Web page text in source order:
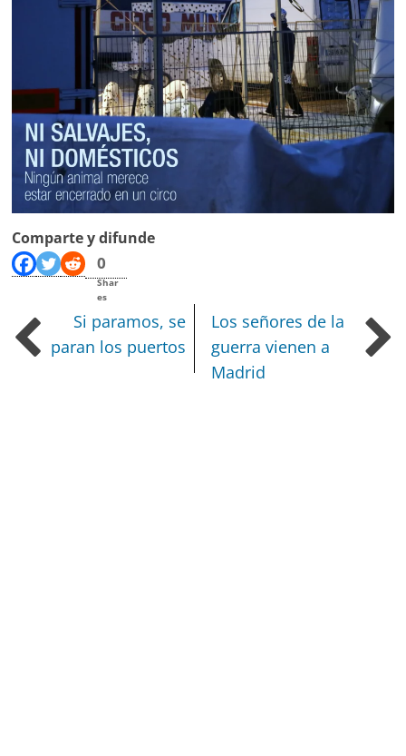
Comparte y difunde
0
Shar
es
Si paramos, se
paran los puertos
Los señores de la
guerra vienen a
Madrid